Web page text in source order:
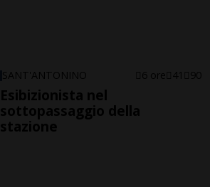
SANT'ANTONINO 6 ore 41 90
Esibizionista nel
sottopassaggio della
stazione